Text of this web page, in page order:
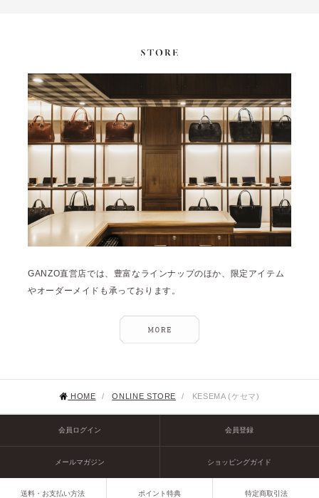
GANZO直営店では、豊富なラインナップのほか、限定アイテム
やオーダーメイドも承っております。
HOME / ONLINE STORE / KESEMA (ケセマ)
会員ログイン 会員登録
メールマガジン ショッピングガイド
送料・お支払い方法 ポイント特典 特定商取引法